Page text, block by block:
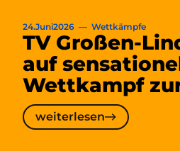
waren
die
Mittelhessen:innen
sehr
erfolgreich
24.Juni2026 — Wettkämpfe
TV Großen-
auf
Wettkampf
weiterlesen
weiterlesen